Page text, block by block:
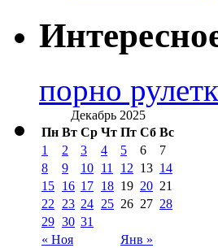
порно
Декабрь 2025
Пн Вт Ср Чт Пт Сб Вс
« Ноя Янв »
1 2 3 4 5 6
7
8
9 10 11 12 13 14
15 16 17 18 19 20 21
22
23 24 25 26 27 28
29 30 31